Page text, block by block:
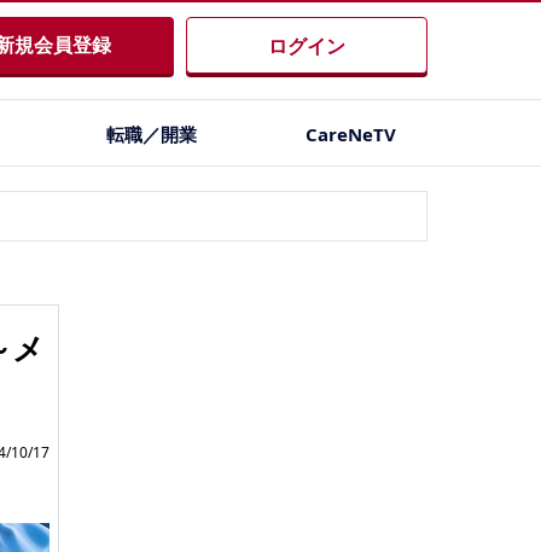
規会員登録 ログイン
転職／開業 CareNeTV
10/17